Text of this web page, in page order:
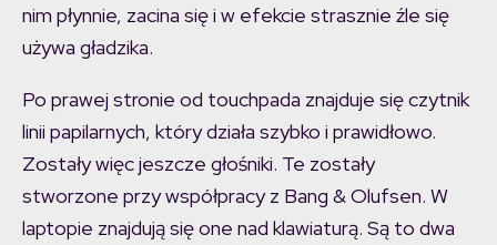
nim płynnie, zacina się i w efekcie strasznie źle się
używa gładzika.
Po prawej stronie od touchpada znajduje się czytnik
linii papilarnych, który działa szybko i prawidłowo.
Zostały więc jeszcze głośniki. Te zostały
stworzone przy współpracy z Bang & Olufsen. W
laptopie znajdują się one nad klawiaturą. Są to dwa